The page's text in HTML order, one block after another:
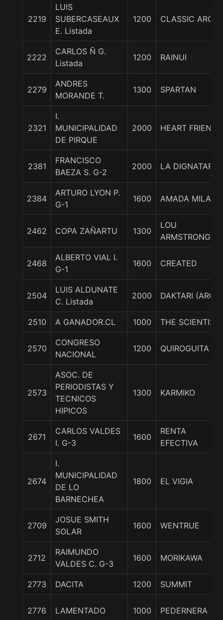
2219
LUIS
SUBERCASEAUX
E. Listada
1200 CLASSIC ARCH
2222
CARLOS Ñ G.
Listada
1200 RAINUI
2279
ANDRES
MORANDE T.
1300 SPARTAN
2321
I.
MUNICIPALIDAD
DE PIRQUE
2000 HEART FRIENDS
2381
FRANCISCO
BAEZA S. G-2
2000 LA DIGNATARIA
2384
ARTURO LYON P.
G-1
1600 AMADA MILA
2462 COPA ZAÑARTU 1300
LOU
ARMSTRONG
2468
ALBERTO VIAL I.
G-1
1600 CREATED
2504
LUIS ALDUNATE
C. Listada
2000 DAKTARI (ARG)
2510 A GANADOR.CL 1000 THE SCIENTIST
2570
CONGRESO
NACIONAL
1200 QUIROGUITA
2573
ASOC. DE
PERIODISTAS Y
TECNICOS
HIPICOS
1300 KARMIKO
2671
CARLOS VALDES
I. G-3
1600
RENTA
EFECTIVA
2674
I.
MUNICIPALIDAD
DE LO
BARNECHEA
1800 EL VIGIA
2709
JOSUE SMITH
SOLAR
1600 WENTRUE
2712
RAIMUNDO
VALDES C. G-3
1600 MORIKAWA
2773 DACITA 1200 SUMMIT
2776 LAMENTADO 1000 PEDERNERA